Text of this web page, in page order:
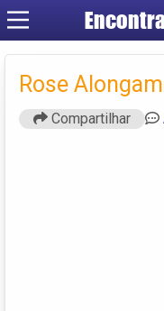
Rose
Compartilhar